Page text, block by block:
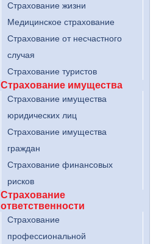
Страхование жизни
Медицинское страхование
Страхование от несчастного
случая
Страхование туристов
Страхование имущества
Страхование имущества
юридических лиц
Страхование имущества
граждан
Страхование финансовых
рисков
Страхование
ответственности
Страхование
профессиональной